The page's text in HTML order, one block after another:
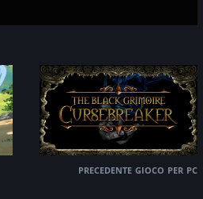
precedente gioco per pc